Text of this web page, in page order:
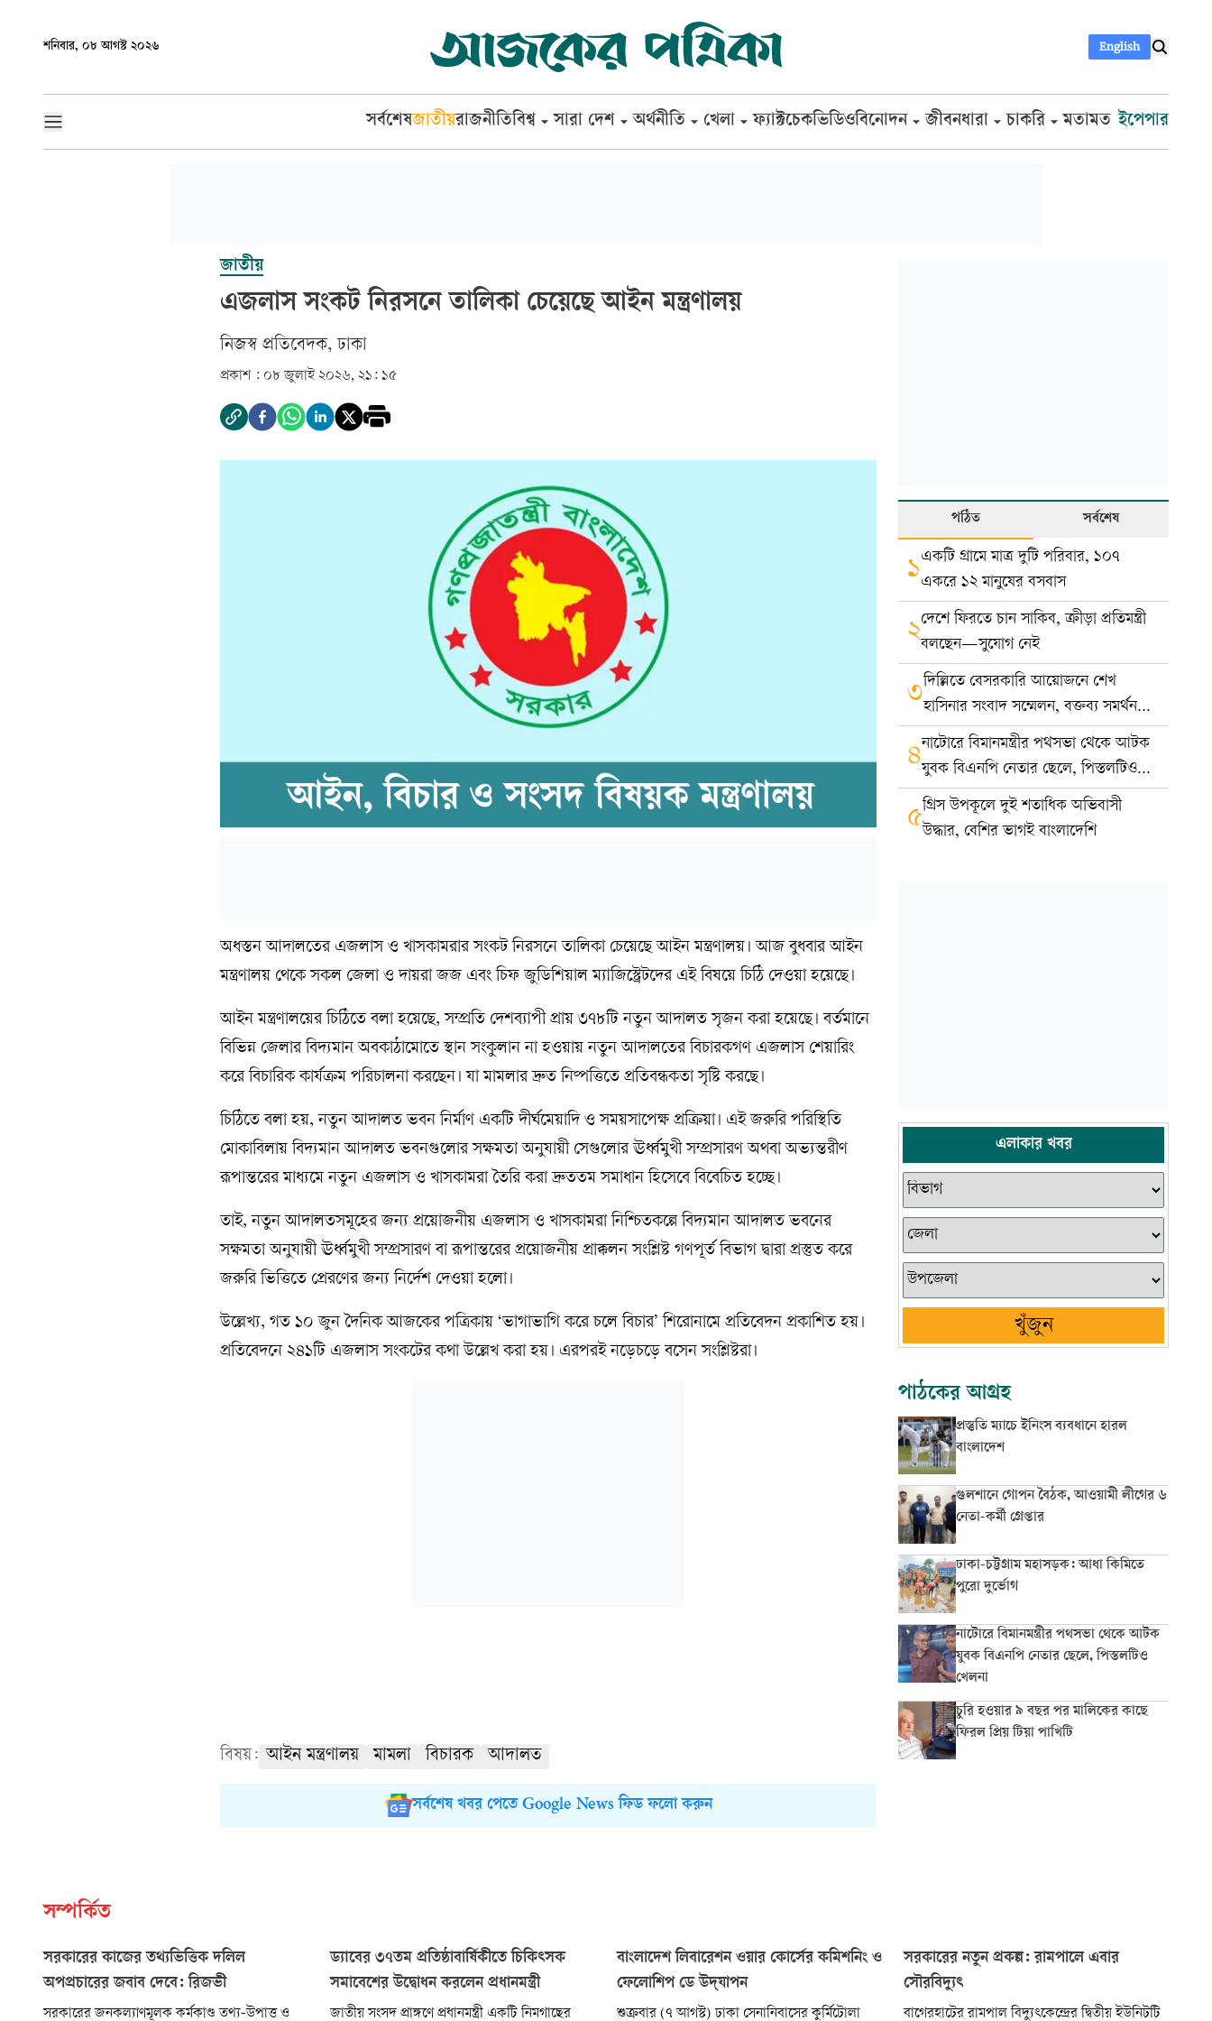
শনিবার, ০৮ আগস্ট ২০২৬ English
সর্বশেষজাতীয়রাজনীতিবিশ্ব সারা দেশ অর্থনীতি খেলা ফ্যাক্টচেকভিডিওবিনোদন জীবনধারা চাকরি মতামত ইপেপার
জাতীয়
এজলাস সংকট নিরসনে তালিকা চেয়েছে আইন মন্ত্রণালয়
‎নিজস্ব প্রতিবেদক, ঢাকা‎
প্রকাশ : ০৮ জুলাই ২০২৬, ২১: ১৫
অধস্তন আদালতের এজলাস ও খাসকামরার সংকট নিরসনে তালিকা চেয়েছে আইন মন্ত্রণালয়। আজ বুধবার আইন
মন্ত্রণালয় থেকে সকল জেলা ও দায়রা জজ এবং চিফ জুডিশিয়াল ম্যাজিস্ট্রেটদের এই বিষয়ে চিঠি দেওয়া হয়েছে।
আইন মন্ত্রণালয়ের চিঠিতে বলা হয়েছে, সম্প্রতি দেশব্যাপী প্রায় ৩৭৮টি নতুন আদালত সৃজন করা হয়েছে। বর্তমানে
বিভিন্ন জেলার বিদ্যমান অবকাঠামোতে স্থান সংকুলান না হওয়ায় নতুন আদালতের বিচারকগণ এজলাস শেয়ারিং
করে বিচারিক কার্যক্রম পরিচালনা করছেন। যা মামলার দ্রুত নিষ্পত্তিতে প্রতিবন্ধকতা সৃষ্টি করছে।
চিঠিতে বলা হয়, নতুন আদালত ভবন নির্মাণ একটি দীর্ঘমেয়াদি ও সময়সাপেক্ষ প্রক্রিয়া। এই জরুরি পরিস্থিতি
মোকাবিলায় বিদ্যমান আদালত ভবনগুলোর সক্ষমতা অনুযায়ী সেগুলোর ঊর্ধ্বমুখী সম্প্রসারণ অথবা অভ্যন্তরীণ
রূপান্তরের মাধ্যমে নতুন এজলাস ও খাসকামরা তৈরি করা দ্রুততম সমাধান হিসেবে বিবেচিত হচ্ছে।
তাই, নতুন আদালতসমূহের জন্য প্রয়োজনীয় এজলাস ও খাসকামরা নিশ্চিতকল্পে বিদ্যমান আদালত ভবনের
সক্ষমতা অনুযায়ী ঊর্ধ্বমুখী সম্প্রসারণ বা রূপান্তরের প্রয়োজনীয় প্রাক্কলন সংশ্লিষ্ট গণপূর্ত বিভাগ দ্বারা প্রস্তুত করে
জরুরি ভিত্তিতে প্রেরণের জন্য নির্দেশ দেওয়া হলো।
উল্লেখ্য, গত ১০ জুন দৈনিক আজকের পত্রিকায় ‘ভাগাভাগি করে চলে বিচার’ শিরোনামে প্রতিবেদন প্রকাশিত হয়।
প্রতিবেদনে ২৪১টি এজলাস সংকটের কথা উল্লেখ করা হয়। এরপরই নড়েচড়ে বসেন সংশ্লিষ্টরা।
বিষয়: আইন মন্ত্রণালয় মামলা বিচারক আদালত
সর্বশেষ খবর পেতে Google News ফিড ফলো করুন
পঠিত সর্বশেষ
১একটি গ্রামে মাত্র দুটি পরিবার, ১০৭
একরে ১২ মানুষের বসবাস
২দেশে ফিরতে চান সাকিব, ক্রীড়া প্রতিমন্ত্রী
বলছেন—সুযোগ নেই
৩দিল্লিতে বেসরকারি আয়োজনে শেখ
হাসিনার সংবাদ সম্মেলন, বক্তব্য সমর্থন
করে না সরকার: ভারত
৪নাটোরে বিমানমন্ত্রীর পথসভা থেকে আটক
যুবক বিএনপি নেতার ছেলে, পিস্তলটিও
খেলনা
৫গ্রিস উপকূলে দুই শতাধিক অভিবাসী
উদ্ধার, বেশির ভাগই বাংলাদেশি
এলাকার খবর
খুঁজুন
পাঠকের আগ্রহ
প্রস্তুতি ম্যাচে ইনিংস ব্যবধানে হারল
বাংলাদেশ
গুলশানে গোপন বৈঠক, আওয়ামী লীগের ৬
নেতা-কর্মী গ্রেপ্তার
ঢাকা-চট্টগ্রাম মহাসড়ক: আধা কিমিতে
পুরো দুর্ভোগ
নাটোরে বিমানমন্ত্রীর পথসভা থেকে আটক
যুবক বিএনপি নেতার ছেলে, পিস্তলটিও
খেলনা
চুরি হওয়ার ৯ বছর পর মালিকের কাছে
ফিরল প্রিয় টিয়া পাখিটি
সম্পর্কিত
সরকারের কাজের তথ্যভিত্তিক দলিল
অপপ্রচারের জবাব দেবে: রিজভী
সরকারের জনকল্যাণমূলক কর্মকাণ্ড তথ্য-উপাত্ত ও
ড্যাবের ৩৭তম প্রতিষ্ঠাবার্ষিকীতে চিকিৎসক
সমাবেশের উদ্বোধন করলেন প্রধানমন্ত্রী
জাতীয় সংসদ প্রাঙ্গণে প্রধানমন্ত্রী একটি নিমগাছের
বাংলাদেশ লিবারেশন ওয়ার কোর্সের কমিশনিং ও
ফেলোশিপ ডে উদ্‌যাপন
শুক্রবার (৭ আগস্ট) ঢাকা সেনানিবাসের কুর্মিটোলা
সরকারের নতুন প্রকল্প: রামপালে এবার
সৌরবিদ্যুৎ
বাগেরহাটের রামপাল বিদ্যুৎকেন্দ্রের দ্বিতীয় ইউনিটটি